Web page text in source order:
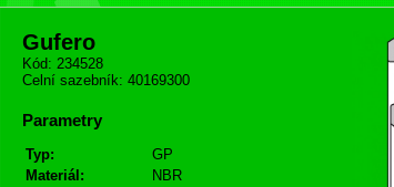
Gufero
Kód: 234528
Celní sazebník: 40169300
Parametry
Typ:
GP
Materiál:
NBR